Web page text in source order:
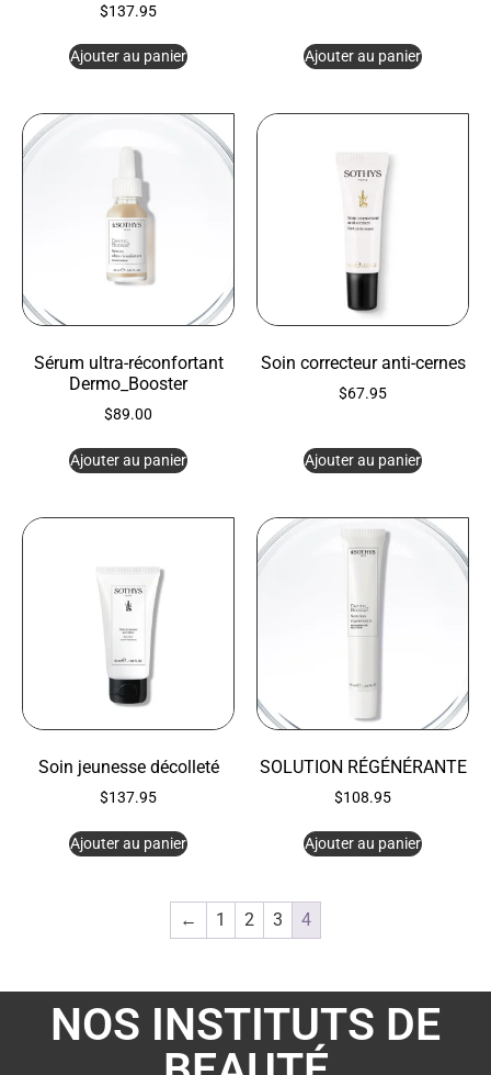
$137.95
Ajouter au panier Ajouter au panier
Sérum ultra-réconfortant
Dermo_Booster
$89.00
Ajouter au panier
Soin correcteur anti-cernes
$67.95
Ajouter au panier
Soin jeunesse décolleté
$137.95
Ajouter au panier
SOLUTION RÉGÉNÉRANTE
$108.95
Ajouter au panier
← 1 2 3 4
NOS INSTITUTS DE